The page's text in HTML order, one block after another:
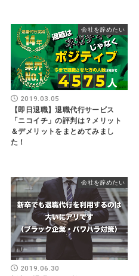
会社を辞めたい
2019.03.05
【即日退職】退職代行サービス
「ニコイチ」の評判は？メリット
＆デメリットをまとめてみまし
た！
会社を辞めたい
2019.06.30